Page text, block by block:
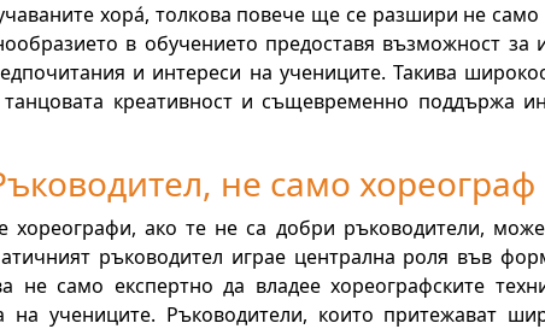
хора́, толкова повече ще се разшири не
в обучението предоставя възможност за
и интереси на учениците. Такива
креативност и същевременно поддържа
не само хореограф
хореографи, ако те не са добри ръководители,
ръководител играе централна роля във
не само експертно да владее хореографските
учениците. Ръководители, които притежават